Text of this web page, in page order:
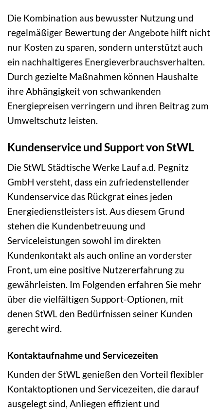
Die Kombination aus bewusster Nutzung und
regelmäßiger Bewertung der Angebote hilft nicht
nur Kosten zu sparen, sondern unterstützt auch
ein nachhaltigeres Energieverbrauchsverhalten.
Durch gezielte Maßnahmen können Haushalte
ihre Abhängigkeit von schwankenden
Energiepreisen verringern und ihren Beitrag zum
Umweltschutz leisten.
Kundenservice und Support von StWL
Die StWL Städtische Werke Lauf a.d. Pegnitz
GmbH versteht, dass ein zufriedenstellender
Kundenservice das Rückgrat eines jeden
Energiedienstleisters ist. Aus diesem Grund
stehen die Kundenbetreuung und
Serviceleistungen sowohl im direkten
Kundenkontakt als auch online an vorderster
Front, um eine positive Nutzererfahrung zu
gewährleisten. Im Folgenden erfahren Sie mehr
über die vielfältigen Support-Optionen, mit
denen StWL den Bedürfnissen seiner Kunden
gerecht wird.
Kontaktaufnahme und Servicezeiten
Kunden der StWL genießen den Vorteil flexibler
Kontaktoptionen und Servicezeiten, die darauf
ausgelegt sind, Anliegen effizient und